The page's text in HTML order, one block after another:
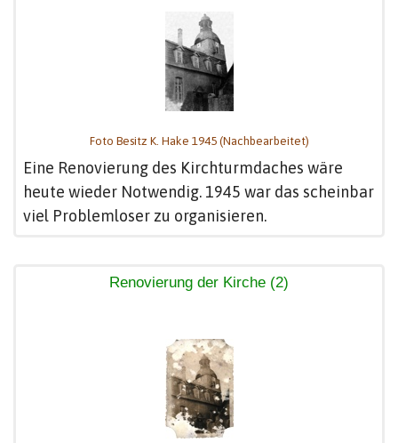
Foto Besitz K. Hake 1945 (Nachbearbeitet)
Eine Renovierung des Kirchturmdaches wäre
heute wieder Notwendig. 1945 war das scheinbar
viel Problemloser zu organisieren.
Renovierung der Kirche (2)